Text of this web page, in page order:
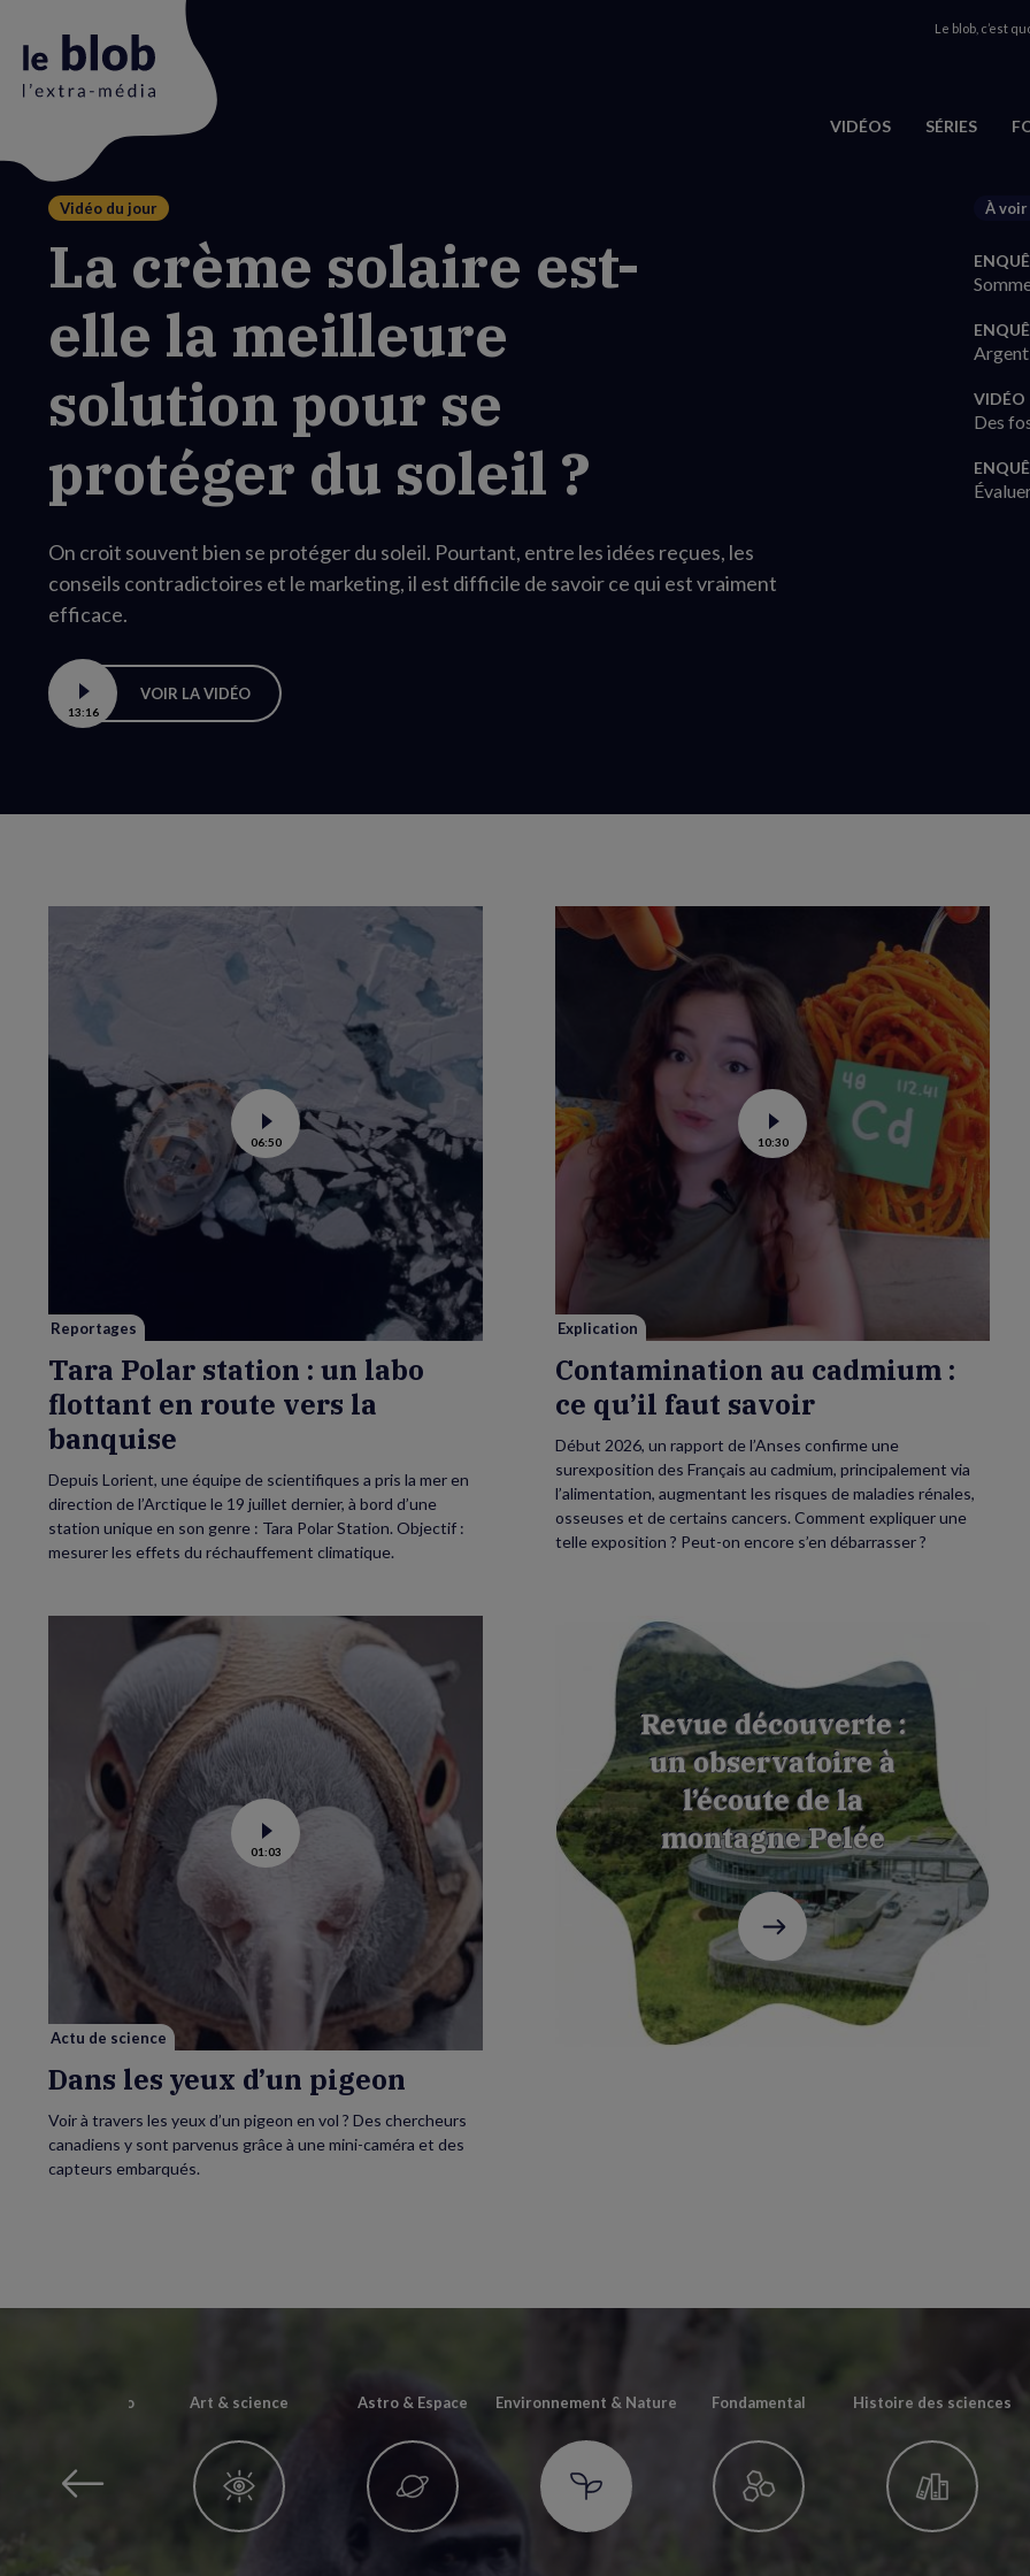
Animation
Le blob, c’est
VIDÉOS SÉRIES
Vidéo du jour
La crème solaire est-
elle la meilleure
solution pour se
protéger du soleil ?
On croit souvent bien se protéger du soleil. Pourtant, entre les idées reçues, les
conseils contradictoires et le marketing, il est difficile de savoir ce qui est vraiment
efficace.
13:16
VOIR LA VIDÉO
À voir
Argent
VIDÉO
Des
Voir
la
vidéo
de
Tara
Polar
station
:
la
06:50
Reportages
Tara Polar station : un labo
flottant en route vers la
banquise
Depuis Lorient, une équipe de scientifiques a pris la mer en
direction de l’Arctique le 19 juillet dernier, à bord d’une
station unique en son genre : Tara Polar Station. Objectif :
mesurer les effets du réchauffement climatique.
Voir
la
vidéo
au
cadmium :
ce
10:30
Explication
Contamination au cadmium :
ce qu’il faut savoir
Début 2026, un rapport de l’Anses confirme une
surexposition des Français au cadmium, principalement via
l’alimentation, augmentant les risques de maladies rénales,
osseuses et de certains cancers. Comment expliquer une
telle exposition ? Peut-on encore s’en débarrasser ?
Voir
la
vidéo
01:03
Actu de science
Dans les yeux d’un pigeon
Voir à travers les yeux d’un pigeon en vol ? Des chercheurs
canadiens y sont parvenus grâce à une mini-caméra et des
capteurs embarqués.
Revue découverte :
un observatoire à
l’écoute de la
montagne Pelée
C'est
parti
!
& Paléonto Art & science Astro & Espace Environnement & Nature Fondamental Histoire des sciences